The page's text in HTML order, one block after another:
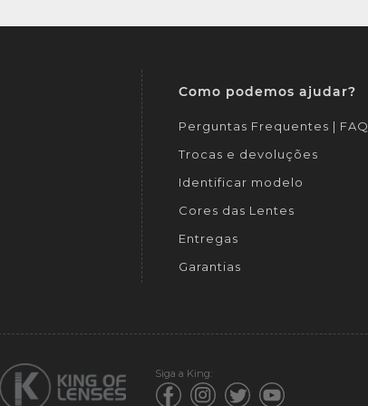
Como podemos ajudar?
Perguntas Frequentes | FAQ
Trocas e devoluções
Identificar modelo
Cores das Lentes
Entregas
Garantias
Siga a King: